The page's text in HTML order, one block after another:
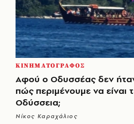
ΚΙΝΗΜΑΤΟΓΡΑΦΟΣ
Αφού ο Οδυσσέας δεν
πώς περιμένουμε να είναι
Οδύσσεια;
Νίκος Καραχάλιος